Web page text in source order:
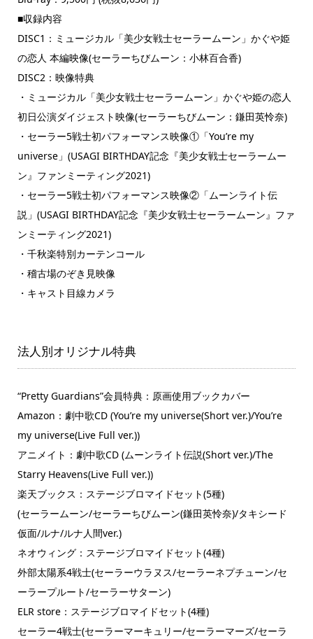
■収録内容
DISC1：ミュージカル「美少女戦士セーラームーン」かぐや姫
の恋人 本編映像(セーラーちびムーン：小林百合香)
DISC2：映像特典
・ミュージカル「美少女戦士セーラームーン」かぐや姫の恋人
初日公演ダイジェスト映像(セーラーちびムーン：鎌田英怜奈)
・セーラー5戦士初パフォーマンス映像①「You’re my
universe」(USAGI BIRTHDAY記念『美少女戦士セーラームー
ン』ファンミーティング2021)
・セーラー5戦士初パフォーマンス映像②「ムーンライト伝
説」(USAGI BIRTHDAY記念『美少女戦士セーラームーン』ファ
ンミーティング2021)
・千秋楽特別カーテンコール
・稽古場のぞき見映像
・キャスト目線カメラ
法人別オリジナル特典
“Pretty Guardians”会員特典：原画使用ブックカバー
Amazon：劇中歌CD (You’re my universe(Short ver.)/You’re
my universe(Live Full ver.))
アニメイト：劇中歌CD (ムーンライト伝説(Short ver.)/The
Starry Heavens(Live Full ver.))
楽天ブックス：ステージブロマイドセット(5種)
(セーラームーン/セーラーちびムーン(鎌田英怜奈)/タキシード
仮面/ルナ/ルナ人間ver.)
ネオウィング：ステージブロマイドセット(4種)
外部太陽系4戦士(セーラーウラヌス/セーラーネプチューン/セ
ーラープルート/セーラーサターン)
ELR store：ステージブロマイドセット(4種)
セーラー4戦士(セーラーマーキュリー/セーラーマーズ/セーラ